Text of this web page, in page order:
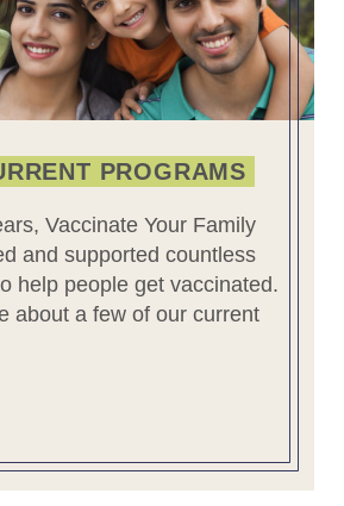
PROGRAMS
Vaccinate Your Family
and supported countless
help people get vaccinated.
about a few of our current